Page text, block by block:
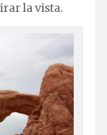
la vista.